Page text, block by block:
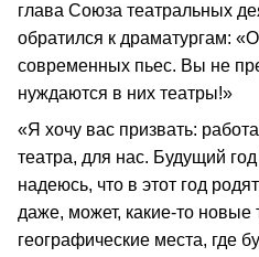
глава Союза театральных
обратился к драматургам:
современных пьес. Вы не
нуждаются в них театры!»
«Я хочу вас призвать:
театра, для нас. Будущий
надеюсь, что в этот год
даже, может, какие-то новые
географические места, где